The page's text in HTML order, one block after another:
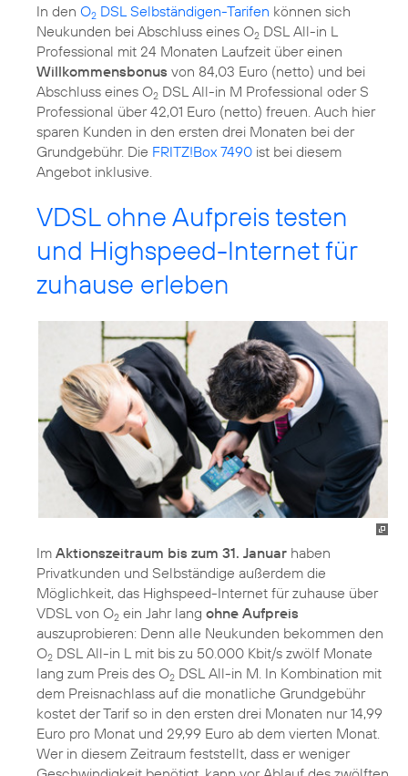
In den O2 DSL Selbständigen-Tarifen können sich
Neukunden bei Abschluss eines O2 DSL All-in L
Professional mit 24 Monaten Laufzeit über einen
Willkommensbonus von 84,03 Euro (netto) und bei
Abschluss eines O2 DSL All-in M Professional oder S
Professional über 42,01 Euro (netto) freuen. Auch hier
sparen Kunden in den ersten drei Monaten bei der
Grundgebühr. Die FRITZ!Box 7490 ist bei diesem
Angebot inklusive.
VDSL ohne Aufpreis testen
und Highspeed-Internet für
zuhause erleben
Im Aktionszeitraum bis zum 31. Januar haben
Privatkunden und Selbständige außerdem die
Möglichkeit, das Highspeed-Internet für zuhause über
VDSL von O2 ein Jahr lang ohne Aufpreis
auszuprobieren: Denn alle Neukunden bekommen den
O2 DSL All-in L mit bis zu 50.000 Kbit/s zwölf Monate
lang zum Preis des O2 DSL All-in M. In Kombination mit
dem Preisnachlass auf die monatliche Grundgebühr
kostet der Tarif so in den ersten drei Monaten nur 14,99
Euro pro Monat und 29,99 Euro ab dem vierten Monat.
Wer in diesem Zeitraum feststellt, dass er weniger